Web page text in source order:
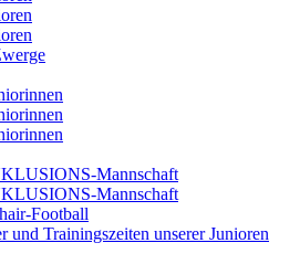
Mannschaft
Mannschaft
Football
und Trainingszeiten unserer Junioren